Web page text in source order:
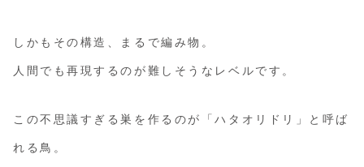
しかもその構造、まるで編み物。
人間でも再現するのが難しそうなレベルです。
この不思議すぎる巣を作るのが「ハタオリドリ」と呼ば
れる鳥。